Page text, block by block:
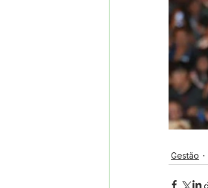
Gestão